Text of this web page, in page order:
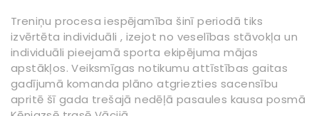
Treniņu procesa iespējamība šinī periodā tiks
izvērtēta individuāli , izejot no veselības stāvokļa un
individuāli pieejamā sporta ekipējuma mājas
apstākļos. Veiksmīgas notikumu attīstības gaitas
gadījumā komanda plāno atgriezties sacensību
apritē šī gada trešajā nedēļā pasaules kausa posmā